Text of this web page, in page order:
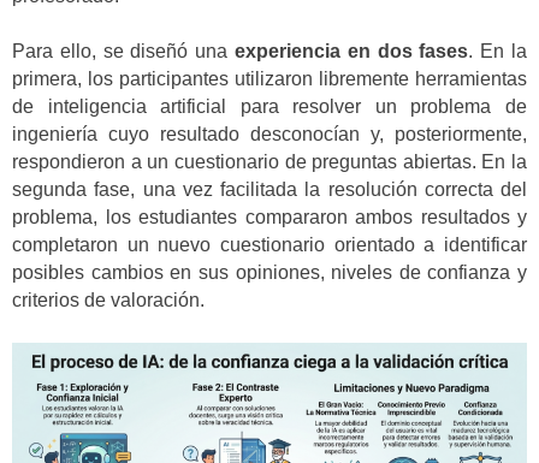
Para ello, se diseñó una experiencia en dos fases. En la
primera, los participantes utilizaron libremente herramientas
de inteligencia artificial para resolver un problema de
ingeniería cuyo resultado desconocían y, posteriormente,
respondieron a un cuestionario de preguntas abiertas. En la
segunda fase, una vez facilitada la resolución correcta del
problema, los estudiantes compararon ambos resultados y
completaron un nuevo cuestionario orientado a identificar
posibles cambios en sus opiniones, niveles de confianza y
criterios de valoración.